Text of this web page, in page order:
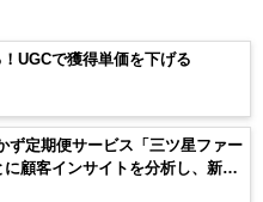
UGCで獲得単価を下げる
ず定期便サービス「三ツ星ファー
に顧客インサイトを分析し、新規
用を支援 既存LPと比較して